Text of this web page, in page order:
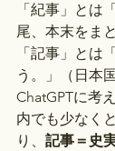
「紀事」とは
尾、本末をま
「記事」とは
う。」（日本
ChatGPTに考
内でも少なく
り、 記事＝史